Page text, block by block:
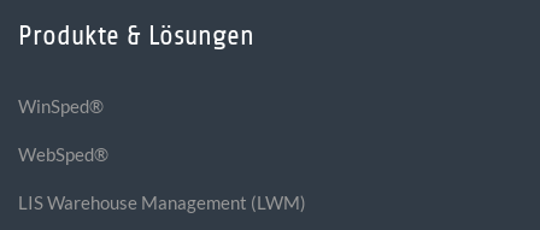
Produkte & Lösungen
WinSped®
WebSped®
LIS Warehouse Management (LWM)